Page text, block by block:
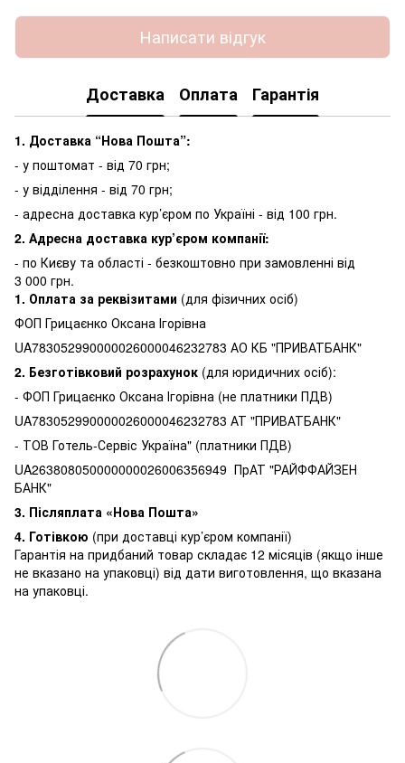
Написати відгук
Доставка Оплата Гарантія
1. Доставка “Нова Пошта”:
- у поштомат - від 70 грн;
- у відділення - від 70 грн;
- адресна доставка кур’єром по Україні - від 100 грн.
2. Адресна доставка кур’єром компанії:
- по Києву та області - безкоштовно при замовленні від
3 000 грн.
1. Оплата за реквізитами (для фізичних осіб)
ФОП Грицаєнко Оксана Ігорівна
UA783052990000026000046232783 АО КБ "ПРИВАТБАНК"
2. Безготівковий розрахунок (для юридичних осіб):
- ФОП Грицаєнко Оксана Ігорівна (не платники ПДВ)
UA783052990000026000046232783 АТ "ПРИВАТБАНК"
- ТОВ Готель-Сервіс Україна" (платники ПДВ)
UA263808050000000026006356949 ПрАТ "РАЙФФАЙЗЕН
БАНК"
3. Післяплата «Нова Пошта»
4. Готівкою (при доставці кур’єром компанії)
Гарантія на придбаний товар складає 12 місяців (якщо інше
не вказано на упаковці) від дати виготовлення, що вказана
на упаковці.